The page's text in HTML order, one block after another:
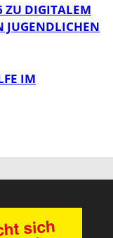
ZU DIGITALEM
JUGENDLICHEN
IM